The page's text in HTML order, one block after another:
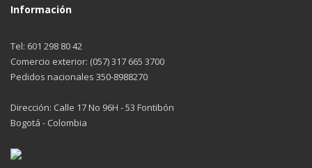
Información
Tel: 601 298 80 42
Comercio exterior: (057) 317 665 3700
Pedidos nacionales 350-8988270
Dirección: Calle 17 No 96H - 53 Fontibón
Bogotá - Colombia